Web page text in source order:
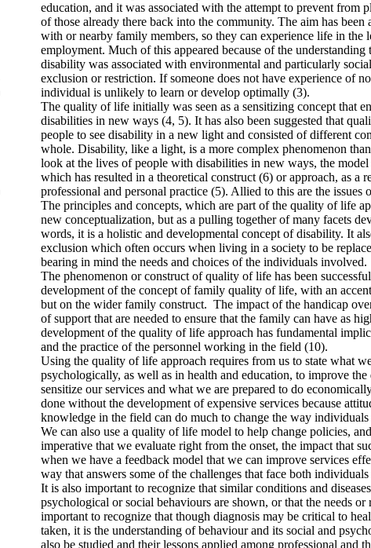
education, and it was associated with the attempt to prevent from
of those already there back into the community. The aim has
with or nearby family members, so they can experience life in the
employment. Much of this appeared because of the
disability was associated with environmental and particularly
exclusion or restriction. If someone does not have experience of
individual is unlikely to learn or develop optimally (3).
The quality of life initially was seen as a sensitizing concept that
disabilities in new ways (4, 5). It has also been suggested that
people to see disability in a new light and consisted of different
whole. Disability, like a light, is a more complex phenomenon
look at the lives of people with disabilities in new ways, the
which has resulted in a theoretical construct (6) or approach, as a
professional and personal practice (5). Allied to this are the issues
The principles and concepts, which are part of the quality of life
new conceptualization, but as a pulling together of many facets
words, it is a holistic and developmental concept of disability. It
exclusion which often occurs when living in a society to be
bearing in mind the needs and choices of the individuals involved.
The phenomenon or construct of quality of life has been
development of the concept of family quality of life, with an
but on the wider family construct. The impact of the handicap
of support that are needed to ensure that the family can have as
development of the quality of life approach has fundamental
and the practice of the personnel working in the field (10).
Using the quality of life approach requires from us to state what
psychologically, as well as in health and education, to improve
sensitize our services and what we are prepared to do
done without the development of expensive services because
knowledge in the field can do much to change the way individuals
We can also use a quality of life model to help change policies,
imperative that we evaluate right from the onset, the impact that
when we have a feedback model that we can improve services
way that answers some of the challenges that face both
It is also important to recognize that similar conditions and
psychological or social behaviours are shown, or that the needs
important to recognize that though diagnosis may be critical to
taken, it is the understanding of behaviour and its social and
also be studied and their lessons applied among professional and